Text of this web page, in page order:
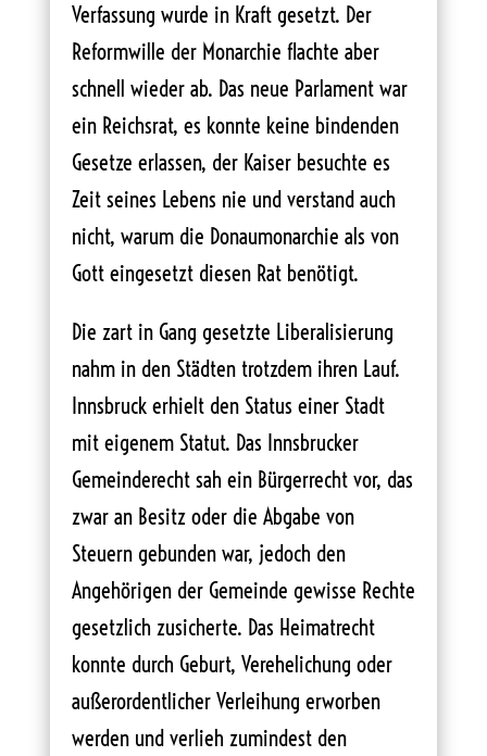
Verfassung wurde in Kraft gesetzt. Der
Reformwille der Monarchie flachte aber
schnell wieder ab. Das neue Parlament war
ein Reichsrat, es konnte keine bindenden
Gesetze erlassen, der Kaiser besuchte es
Zeit seines Lebens nie und verstand auch
nicht, warum die Donaumonarchie als von
Gott eingesetzt diesen Rat benötigt.
Die zart in Gang gesetzte Liberalisierung
nahm in den Städten trotzdem ihren Lauf.
Innsbruck erhielt den Status einer Stadt
mit eigenem Statut. Das Innsbrucker
Gemeinderecht sah ein Bürgerrecht vor, das
zwar an Besitz oder die Abgabe von
Steuern gebunden war, jedoch den
Angehörigen der Gemeinde gewisse Rechte
gesetzlich zusicherte. Das Heimatrecht
konnte durch Geburt, Verehelichung oder
außerordentlicher Verleihung erworben
werden und verlieh zumindest den